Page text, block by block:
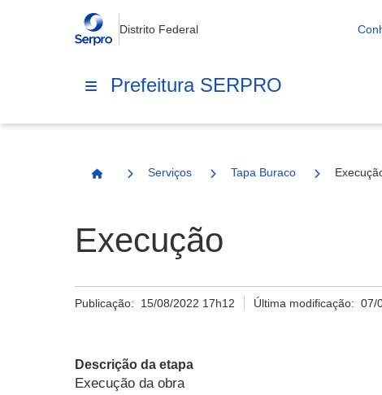
Distrito Federal
Prefeitura SERPRO
Página Inicial
Serviços Tapa Buraco
Execução
Publicação: 15/08/2022 17h12 Última modificação:07/
Descrição da etapa
Execução da obra